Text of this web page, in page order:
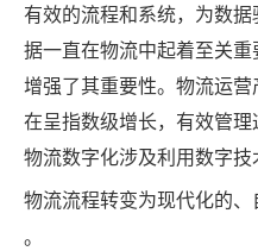
有效的流程和系统，为数
据一直在物流中起着至关
增强了其重要性。物流运
在呈指数级增长，有效管理
物流数字化涉及利用数字
物流流程转变为现代化的、
。